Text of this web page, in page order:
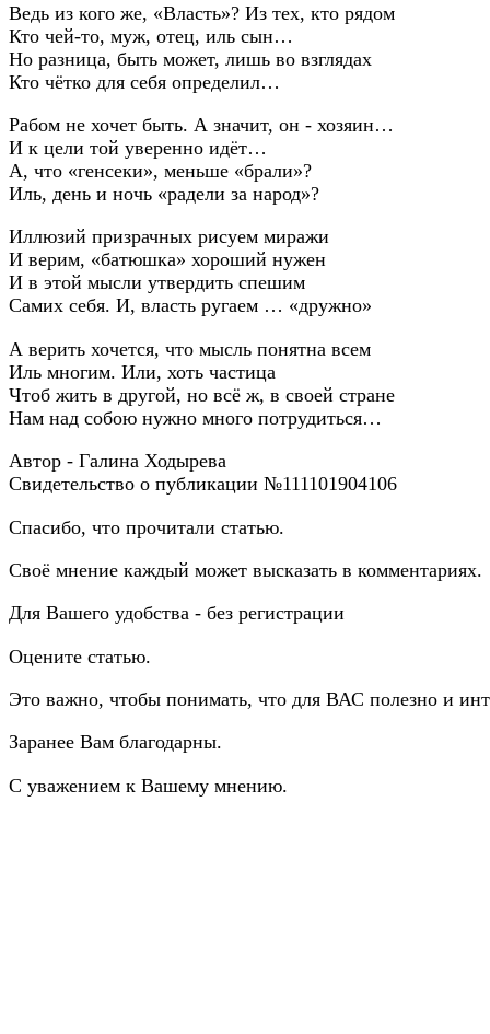
Ведь из кого же, «Власть»? Из тех, кто рядом
Кто чей-то, муж, отец, иль сын…
Но разница, быть может, лишь во взглядах
Кто чётко для себя определил…
Рабом не хочет быть. А значит, он - хозяин…
И к цели той уверенно идёт…
А, что «генсеки», меньше «брали»?
Иль, день и ночь «радели за народ»?
Иллюзий призрачных рисуем миражи
И верим, «батюшка» хороший нужен
И в этой мысли утвердить спешим
Самих себя. И, власть ругаем … «дружно»
А верить хочется, что мысль понятна всем
Иль многим. Или, хоть частица
Чтоб жить в другой, но всё ж, в своей стране
Нам над собою нужно много потрудиться…
Автор - Галина Ходырева
Свидетельство о публикации №111101904106
Спасибо, что прочитали статью.
Своё мнение каждый может высказать в комментариях.
Для Вашего удобства - без регистрации
Оцените статью.
Это важно, чтобы понимать, что для ВАС полезно и
Заранее Вам благодарны.
С уважением к Вашему мнению.